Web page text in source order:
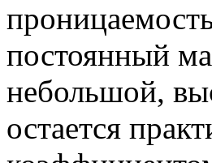
постоянный
небольшой,
остается